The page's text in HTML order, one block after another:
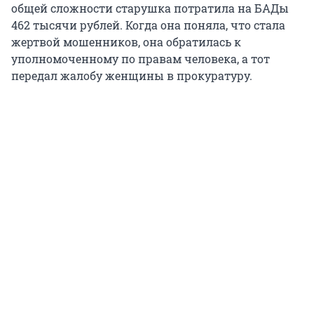
общей сложности старушка потратила на БАДы
462 тысячи рублей. Когда она поняла, что стала
жертвой мошенников, она обратилась к
уполномоченному по правам человека, а тот
передал жалобу женщины в прокуратуру.